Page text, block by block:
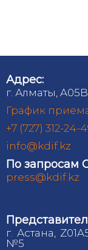
Адрес:
г. Алматы,
График
+7 (727) 312-24-
info@kdif.kz
По запросам
press@kdif.kz
г. Астана,
№5